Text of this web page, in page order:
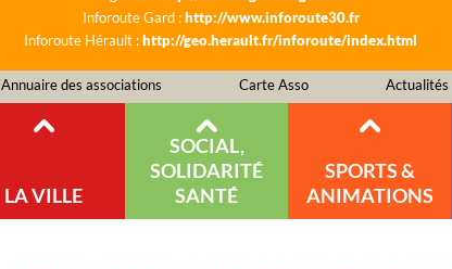
Inforoute Gard :http://www.inforoute30.fr
Inforoute Hérault :http://geo.herault.fr/inforoute/index.html
Annuaire des associations Carte Asso Actualités
LA VILLE
SOCIAL,
SOLIDARITÉ
SANTÉ
SPORTS &
ANIMATIONS